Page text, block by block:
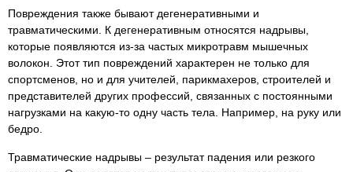
Повреждения также бывают дегенеративными и
травматическими. К дегенеративным относятся надрывы,
которые появляются из-за частых микротравм мышечных
волокон. Этот тип повреждений характерен не только для
спортсменов, но и для учителей, парикмахеров, строителей и
представителей других профессий, связанных с постоянными
нагрузками на какую-то одну часть тела. Например, на руку или
бедро.
Травматические надрывы – результат падения или резкого